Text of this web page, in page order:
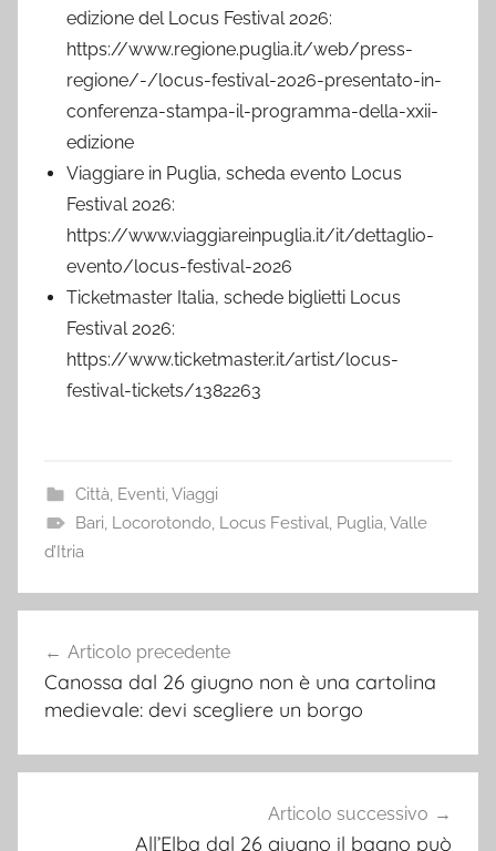
edizione del Locus Festival 2026:
https://www.regione.puglia.it/web/press-
regione/-/locus-festival-2026-presentato-in-
conferenza-stampa-il-programma-della-xxii-
edizione
Viaggiare in Puglia, scheda evento Locus
Festival 2026:
https://www.viaggiareinpuglia.it/it/dettaglio-
evento/locus-festival-2026
Ticketmaster Italia, schede biglietti Locus
Festival 2026:
https://www.ticketmaster.it/artist/locus-
festival-tickets/1382263
Città, Eventi,Viaggi
Bari, Locorotondo, Locus Festival, Puglia,Valle
d’Itria
articoli
Articolo precedente
Canossa dal 26 giugno non è una cartolina
medievale: devi scegliere un borgo
Articolo successivo
All’Elba dal 26 giugno il bagno può